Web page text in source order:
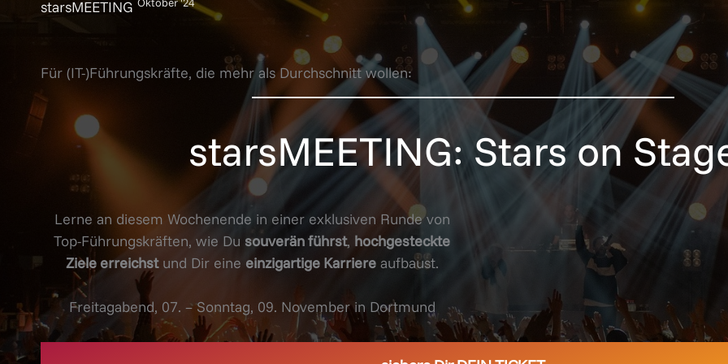
starsMEETING
Für (IT-)Führungskräfte, die mehr als Durchschnitt wollen:
starsMEETING: Stars on
Lerne an diesem Wochenende in einer exklusiven Runde von
Top-Führungskräften, wie Du souverän führst, hochgesteckte
Ziele erreichstund Dir eine einzigartige Karriereaufbaust.
Freitagabend, 07. – Sonntag, 09. November in Dortmund